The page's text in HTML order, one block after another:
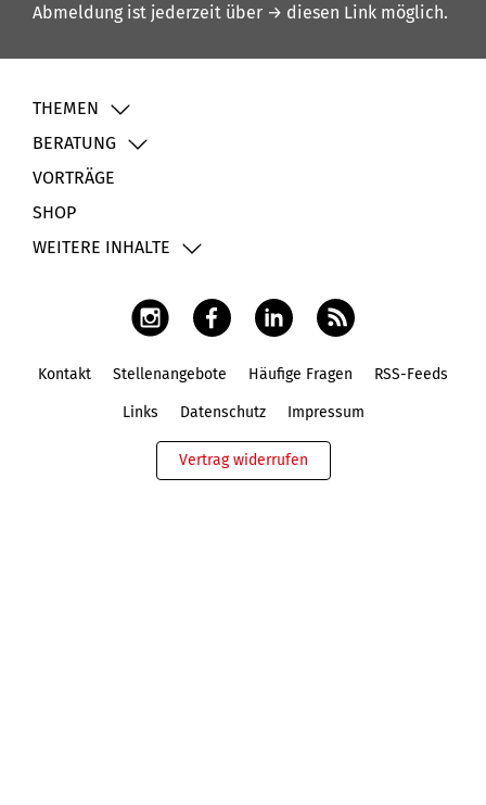
Abmeldung ist jederzeit über → diesen Link möglich.
THEMEN
BERATUNG
VORTRÄGE
SHOP
WEITERE INHALTE
Kontakt Stellenangebote Häufige Fragen RSS-Feeds
Links Datenschutz Impressum
Vertrag widerrufen